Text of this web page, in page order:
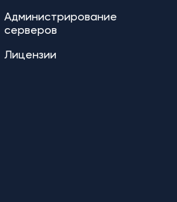
Администрирование
серверов
Лицензии